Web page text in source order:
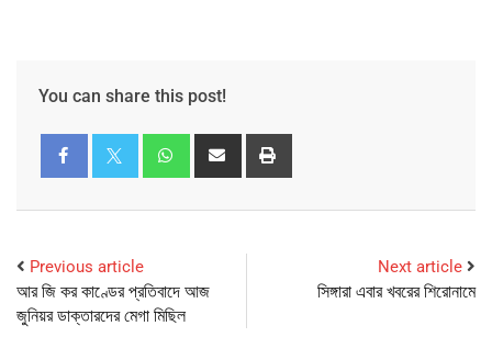
You can share this post!
Previous article
আর জি কর কাণ্ডের প্রতিবাদে আজ
জুনিয়র ডাক্তারদের মেগা মিছিল
Next article
সিঙ্গারা এবার খবরের শিরোনামে